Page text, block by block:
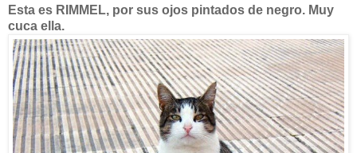
Esta es RIMMEL, por sus ojos pintados de negro. Muy
cuca ella.